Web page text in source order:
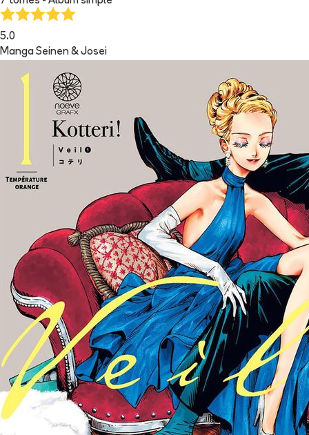
5.0
Manga Seinen & Josei